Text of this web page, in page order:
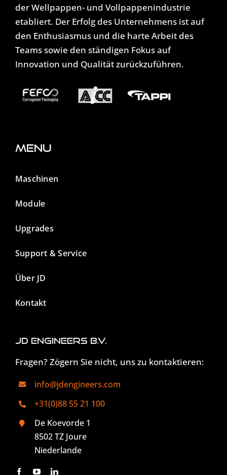
der Wellpappen- und Vollpappenindustrie
etabliert. Der Erfolg des Unternehmens ist auf
den Enthusiasmus und die harte Arbeit des
Teams sowie den ständigen Fokus auf
Innovation und Qualität zurückzuführen.
Menu
Maschinen
Module
Upgrades
Support & Service
Über JD
Kontakt
JD Engineers B.V.
Fragen? Zögern Sie nicht, uns zu kontaktieren:
info@jdengineers.com
+31(0)88 55 21 100
De Koevorde 1
8502 TZ Joure
Niederlande